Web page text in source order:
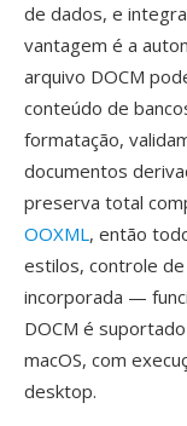
de dados, e
vantagem é a
arquivo DOCM
conteúdo de
formatação,
documentos
preserva total
OOXML, então
estilos, controle
incorporada —
DOCM é
macOS, com
desktop.